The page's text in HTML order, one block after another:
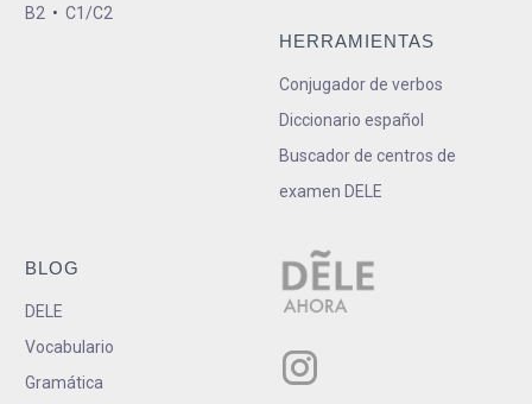
B2 • C1/C2
HERRAMIENTAS
Conjugador de verbos
Diccionario español
Buscador de centros de
examen DELE
BLOG
DELE
Vocabulario
Gramática